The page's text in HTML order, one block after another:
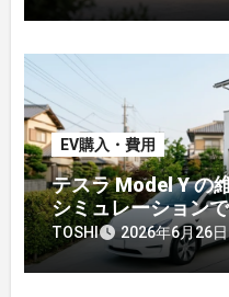
EV購入・費用
テスラ Model Y の
シミュレーション
ーナー】
TOSHI 2026年6月26日